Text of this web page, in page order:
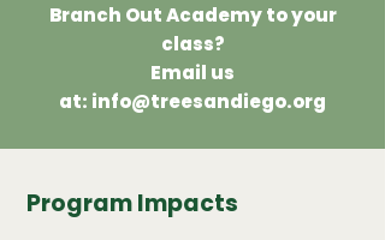
Branch Out Academy to your
class?
Email us
at: info@treesandiego.org
Program Impacts